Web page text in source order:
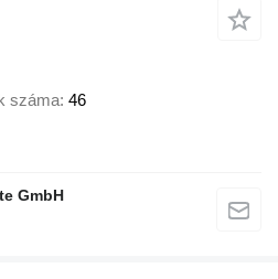
száma 46
GmbH